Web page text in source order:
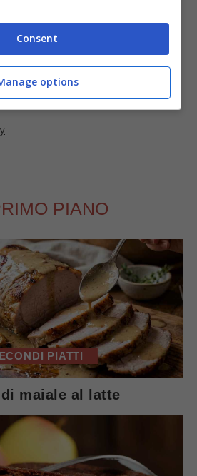
15 minuti a 170° nel forno
i canestrelli con lo
PIANO
PIATTI
maiale al latte
Consent
options